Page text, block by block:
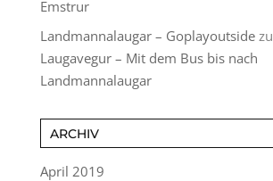
Emstrur
Landmannalaugar – Goplayoutsidezu
Laugavegur – Mit dem Bus bis nach
Landmannalaugar
ARCHIV
April 2019